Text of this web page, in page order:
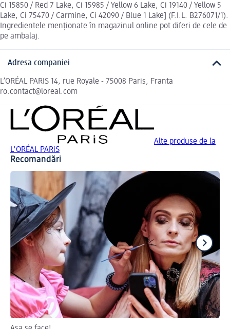
Ci 15850 / Red 7 Lake, Ci 15985 / Yellow 6 Lake, Ci 19140 / Yellow 5
Lake, Ci 75470 / Carmine, Ci 42090 / Blue 1 Lake] (F.I.L. B276071/1).
Ingredientele menționate în magazinul online pot diferi de cele de
pe ambalaj.
Adresa companiei
L’ORÉAL PARIS 14, rue Royale - 75008 Paris, Franta
ro.contact@loreal.com
Alte produse de la
L'ORÉAL PARiS
Recomandări